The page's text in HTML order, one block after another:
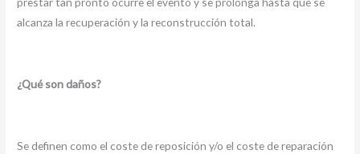
alcanza la recuperación y la reconstrucción total.
¿Qué son daños?
Se definen como el coste de reposición y/o el coste de reparación